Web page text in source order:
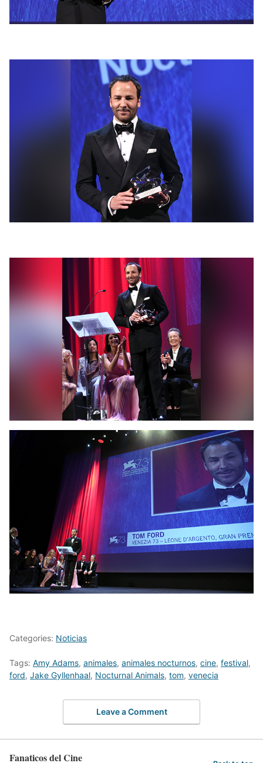
Categories: Noticias
Tags: Amy Adams, animales, animales nocturnos, cine, festival,
ford, Jake Gyllenhaal, Nocturnal Animals, tom, venecia
Leave a Comment
Fanaticos del Cine